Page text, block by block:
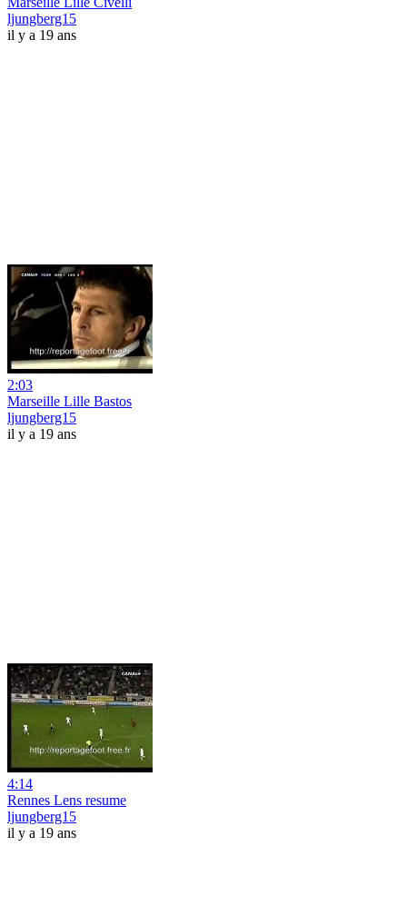
ljungberg15
il y a 19 ans
2:03
Marseille Lille Bastos
ljungberg15
il y a 19 ans
4:14
Rennes Lens resume
ljungberg15
il y a 19 ans